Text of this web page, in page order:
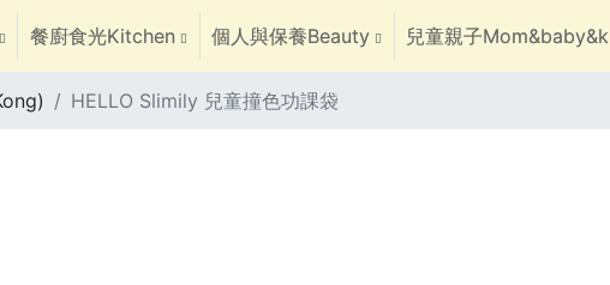
餐廚食光Kitchen 個人與保養Beauty 兒童親子
HELLO Slimily 兒童撞色功課袋